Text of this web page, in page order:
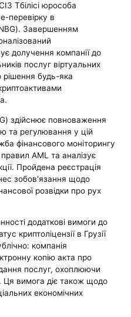
Тбілісі юрособа
перевірку в
Завершенням
долучення компанії до
послуг віртуальних
рішення будь-яка
здійснює повноваження
та регулювання у цій
фінансового моніторингу
AML та аналізує
Пройдена реєстрація
зобов'язання щодо
розвідки про рух
додаткові вимоги до
криптоліцензії в Грузії
компанія
копію акта про
послуг, охоплюючи
Ця вимога діє також щодо
економічних